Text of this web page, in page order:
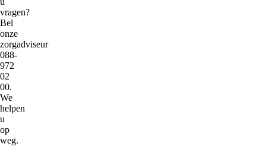
vragen?
Bel
onze
zorgadviseur
088-
972
02
00.
We
helpen
u
op
weg.